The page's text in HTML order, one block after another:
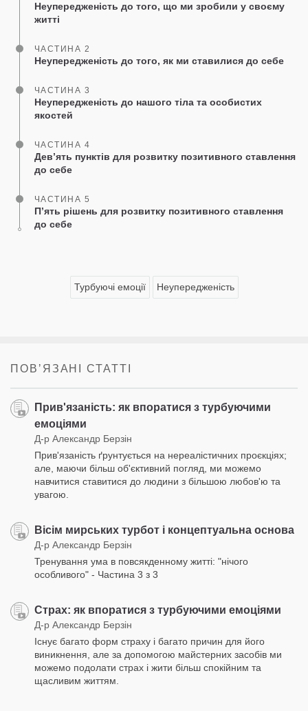
Неупередженість до того, що ми зробили у своєму
житті
ЧАСТИНА 2
Неупередженість до того, як ми ставилися до себе
ЧАСТИНА 3
Неупередженість до нашого тіла та особистих
якостей
ЧАСТИНА 4
Девʼять пунктів для розвитку позитивного ставлення
до себе
ЧАСТИНА 5
Пʼять рішень для розвитку позитивного ставлення
до себе
Турбуючі емоції Неупередженість
ПОВʼЯЗАНІ СТАТТІ
Прив'язаність: як впоратися з турбуючими
емоціями
Д-р Александр Берзін
Прив'язаність ґрунтується на нереалістичних проєкціях;
але, маючи більш об'єктивний погляд, ми можемо
навчитися ставитися до людини з більшою любов'ю та
увагою.
Вісім мирських турбот і концептуальна основа
Д-р Александр Берзін
Тренування ума в повсякденному житті: "нічого
особливого" - Частина 3 з 3
Страх: як впоратися з турбуючими емоціями
Д-р Александр Берзін
Існує багато форм страху і багато причин для його
виникнення, але за допомогою майстерних засобів ми
можемо подолати страх і жити більш спокійним та
щасливим життям.